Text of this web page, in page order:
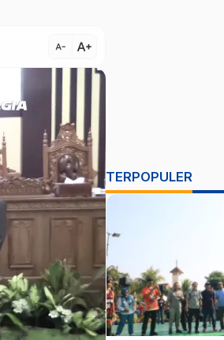
text_decrease text_increase
TERPOPULER